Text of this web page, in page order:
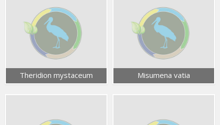
Theridion mystaceum Misumena vatia